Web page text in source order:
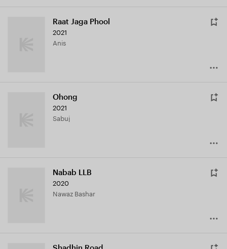
Raat Jaga Phool
2021
Anis
Ohong
2021
Sabuj
Nabab LLB
2020
Nawaz Bashar